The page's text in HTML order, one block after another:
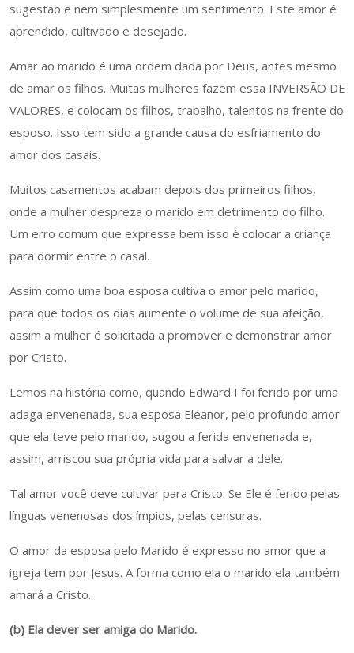
sugestão e nem simplesmente um sentimento. Este amor é
aprendido, cultivado e desejado.
Amar ao marido é uma ordem dada por Deus, antes mesmo
de amar os filhos. Muitas mulheres fazem essa INVERSÃO DE
VALORES, e colocam os filhos, trabalho, talentos na frente do
esposo. Isso tem sido a grande causa do esfriamento do
amor dos casais.
Muitos casamentos acabam depois dos primeiros filhos,
onde a mulher despreza o marido em detrimento do filho.
Um erro comum que expressa bem isso é colocar a criança
para dormir entre o casal.
Assim como uma boa esposa cultiva o amor pelo marido,
para que todos os dias aumente o volume de sua afeição,
assim a mulher é solicitada a promover e demonstrar amor
por Cristo.
Lemos na história como, quando Edward I foi ferido por uma
adaga envenenada, sua esposa Eleanor, pelo profundo amor
que ela teve pelo marido, sugou a ferida envenenada e,
assim, arriscou sua própria vida para salvar a dele.
Tal amor você deve cultivar para Cristo. Se Ele é ferido pelas
línguas venenosas dos ímpios, pelas censuras.
O amor da esposa pelo Marido é expresso no amor que a
igreja tem por Jesus. A forma como ela o marido ela também
amará a Cristo.
(b) Ela dever ser amiga do Marido.